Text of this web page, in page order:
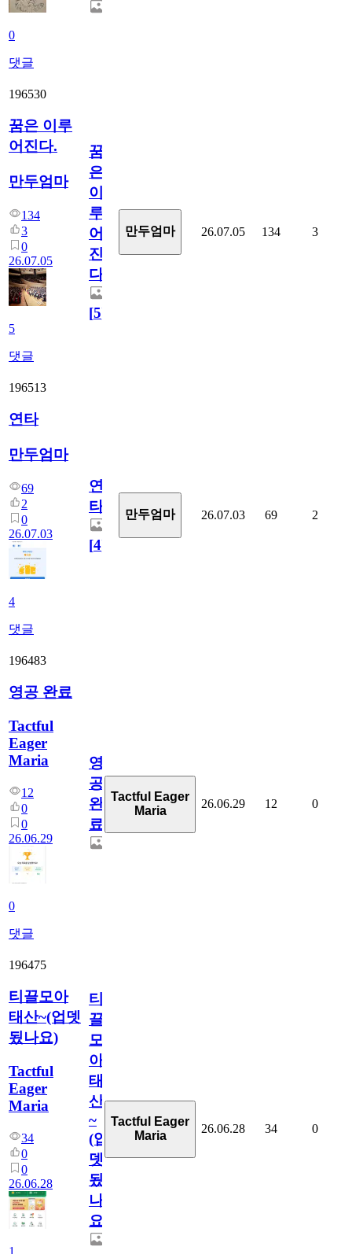
0
댓글
196530
꿈은 이루
어진다.
만두엄마
134
3
0
26.07.05
5
댓글
꿈
은
이
루
어
진
다.
[5]
만두엄마 26.07.05 134 3
196513
연타
만두엄마
69
2
0
26.07.03
4
댓글
연
타
[4]
만두엄마 26.07.03 69 2
196483
영공 완료
Tactful
Eager
Maria
12
0
0
26.06.29
0
댓글
영
공
완
료
Tactful Eager
Maria
26.06.29 12 0
196475
티끌모아
태산~(업뎃
됬나요)
Tactful
Eager
Maria
34
0
0
26.06.28
1
티
끌
모
아
태
산
~
(업
뎃
됬
나
요)
Tactful Eager
Maria
26.06.28 34 0